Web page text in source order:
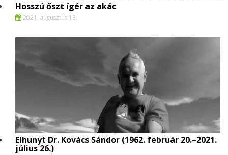
Hosszú őszt ígér az akác
2021. augusztus 13.
Elhunyt Dr. Kovács Sándor (1962. február 20.–2021.
július 26.)